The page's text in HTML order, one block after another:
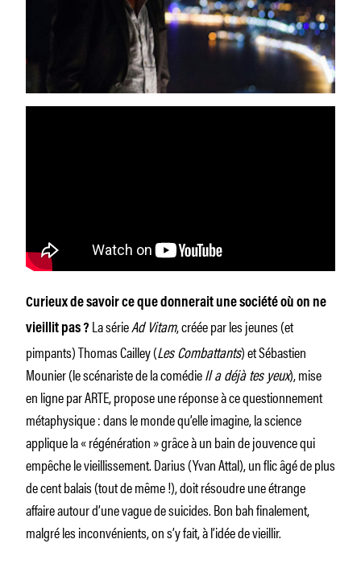
Curieux de savoir ce que donnerait une société où on ne
vieillit pas ? La sérieAd Vitam, créée par les jeunes (et
pimpants) Thomas Cailley (Les Combattants) et Sébastien
Mounier (le scénariste de la comédieIl a déjà tes yeux), mise
en ligne par ARTE, propose une réponse à ce questionnement
métaphysique : dans le monde qu’elle imagine, la science
applique la « régénération » grâce à un bain de jouvence qui
empêche le vieillissement. Darius (Yvan Attal), un flic âgé de plus
de cent balais (tout de même !), doit résoudre une étrange
affaire autour d’une vague de suicides. Bon bah finalement,
malgré les inconvénients, on s’y fait, à l’idée de vieillir.